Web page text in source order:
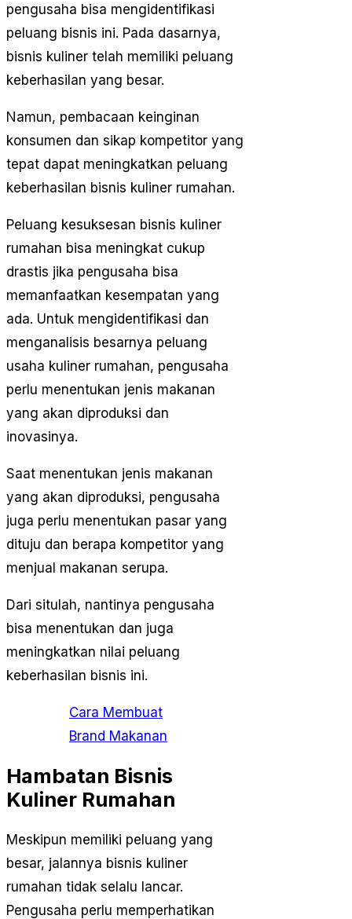
pengusaha bisa mengidentifikasi
peluang bisnis ini. Pada dasarnya,
bisnis kuliner telah memiliki peluang
keberhasilan yang besar.
Namun, pembacaan keinginan
konsumen dan sikap kompetitor yang
tepat dapat meningkatkan peluang
keberhasilan bisnis kuliner rumahan.
Peluang kesuksesan bisnis kuliner
rumahan bisa meningkat cukup
drastis jika pengusaha bisa
memanfaatkan kesempatan yang
ada. Untuk mengidentifikasi dan
menganalisis besarnya peluang
usaha kuliner rumahan, pengusaha
perlu menentukan jenis makanan
yang akan diproduksi dan
inovasinya.
Saat menentukan jenis makanan
yang akan diproduksi, pengusaha
juga perlu menentukan pasar yang
dituju dan berapa kompetitor yang
menjual makanan serupa.
Dari situlah, nantinya pengusaha
bisa menentukan dan juga
meningkatkan nilai peluang
keberhasilan bisnis ini.
Cara Membuat
Brand Makanan
Hambatan Bisnis
Kuliner Rumahan
Meskipun memiliki peluang yang
besar, jalannya bisnis kuliner
rumahan tidak selalu lancar.
Pengusaha perlu memperhatikan